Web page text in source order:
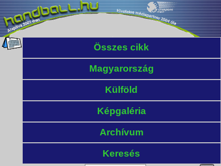
Összes cikk
Magyarország
Külföld
Képgaléria
Archívum
Keresés